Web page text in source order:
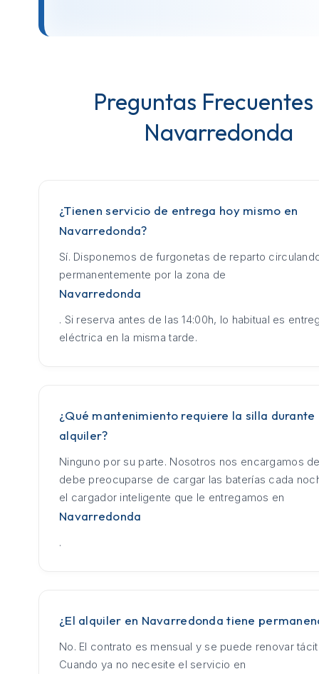
Preguntas Frecuentes
Navarredonda
¿Tienen servicio de entrega hoy mismo en
Navarredonda?
Sí. Disponemos de furgonetas de reparto
permanentemente por la zona de
Navarredonda
. Si reserva antes de las 14:00h, lo habitual es
eléctrica en la misma tarde.
¿Qué mantenimiento requiere la silla durante
alquiler?
Ninguno por su parte. Nosotros nos encargamos
debe preocuparse de cargar las baterías cada
el cargador inteligente que le entregamos en
Navarredonda
.
¿El alquiler en Navarredonda tiene
No. El contrato es mensual y se puede renovar
Cuando ya no necesite el servicio en